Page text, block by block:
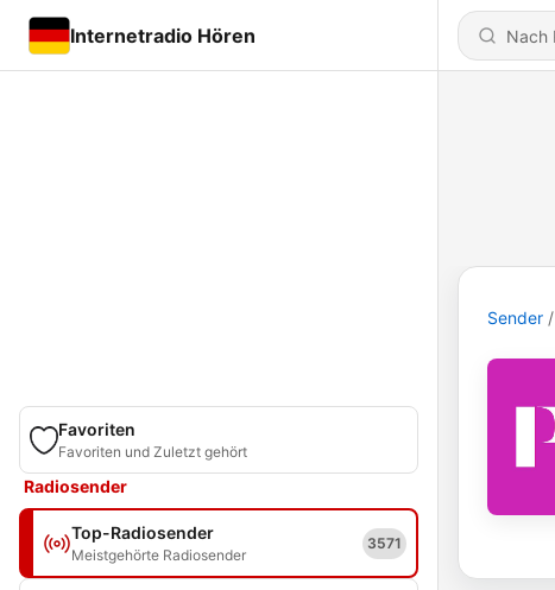
Internetradio Hören
Favoriten
Favoriten und Zuletzt gehört
Radiosender
Top-Radiosender
Meistgehörte Radiosender
3571
Sender